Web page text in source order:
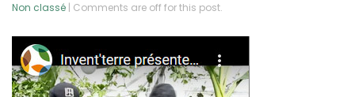
Non classé | Comments are off for this post.